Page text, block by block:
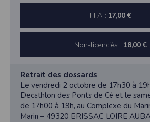
FFA : 17,00 €
Non-licenciés : 18,00 €
Retrait des dossards
Le vendredi 2 octobre de 17h30 à
Decathlon des Ponts de Cé et le
de 17h00 à 19h, au Complexe du
Marin – 49320 BRISSAC LOIRE